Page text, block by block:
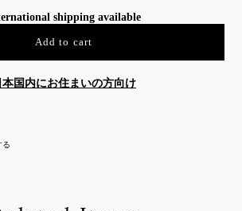
shipping available
Add to cart
本国内にお住まいの方向け
る